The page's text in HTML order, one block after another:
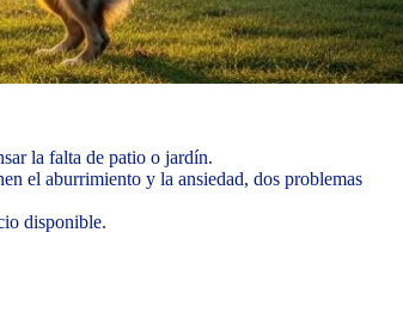
la falta de patio o jardín.
el aburrimiento y la ansiedad, dos problemas
disponible.